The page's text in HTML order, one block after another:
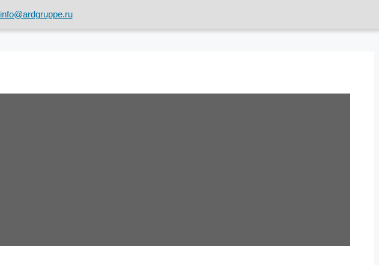
info@ardgruppe.ru